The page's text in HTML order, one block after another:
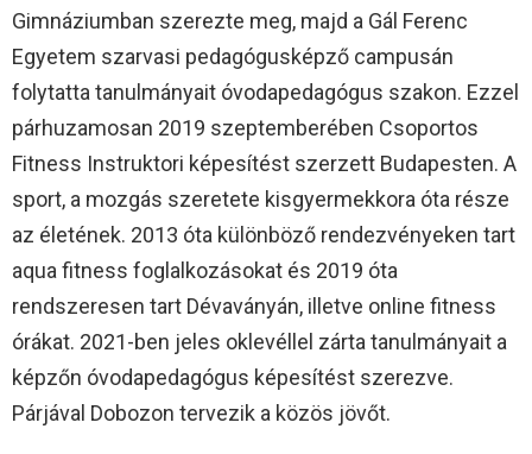
Gimnáziumban szerezte meg, majd a Gál Ferenc
Egyetem szarvasi pedagógusképző campusán
folytatta tanulmányait óvodapedagógus szakon. Ezzel
párhuzamosan 2019 szeptemberében Csoportos
Fitness Instruktori képesítést szerzett Budapesten. A
sport, a mozgás szeretete kisgyermekkora óta része
az életének. 2013 óta különböző rendezvényeken tart
aqua fitness foglalkozásokat és 2019 óta
rendszeresen tart Dévaványán, illetve online fitness
órákat. 2021-ben jeles oklevéllel zárta tanulmányait a
képzőn óvodapedagógus képesítést szerezve.
Párjával Dobozon tervezik a közös jövőt.